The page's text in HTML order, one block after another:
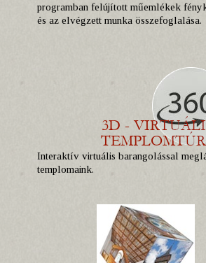
programban felújított műemlékek
és az elvégzett munka összefoglalása.
Interaktív virtuális barangolással
templomaink.